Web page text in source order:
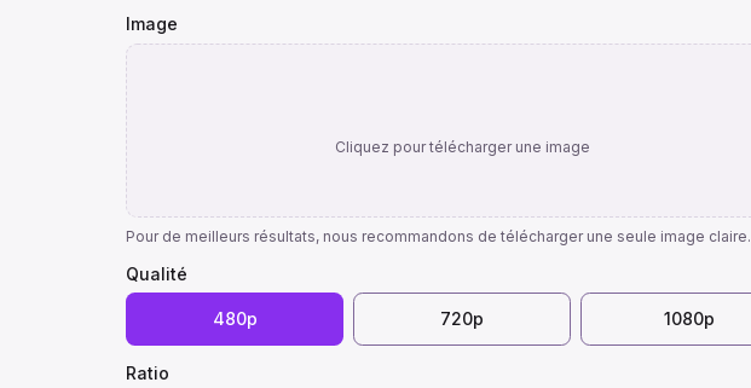
Image
Cliquez pour télécharger une image
Pour de meilleurs résultats, nous recommandons de télécharger une seule image claire.
Qualité
480p 720p 1080p
Ratio